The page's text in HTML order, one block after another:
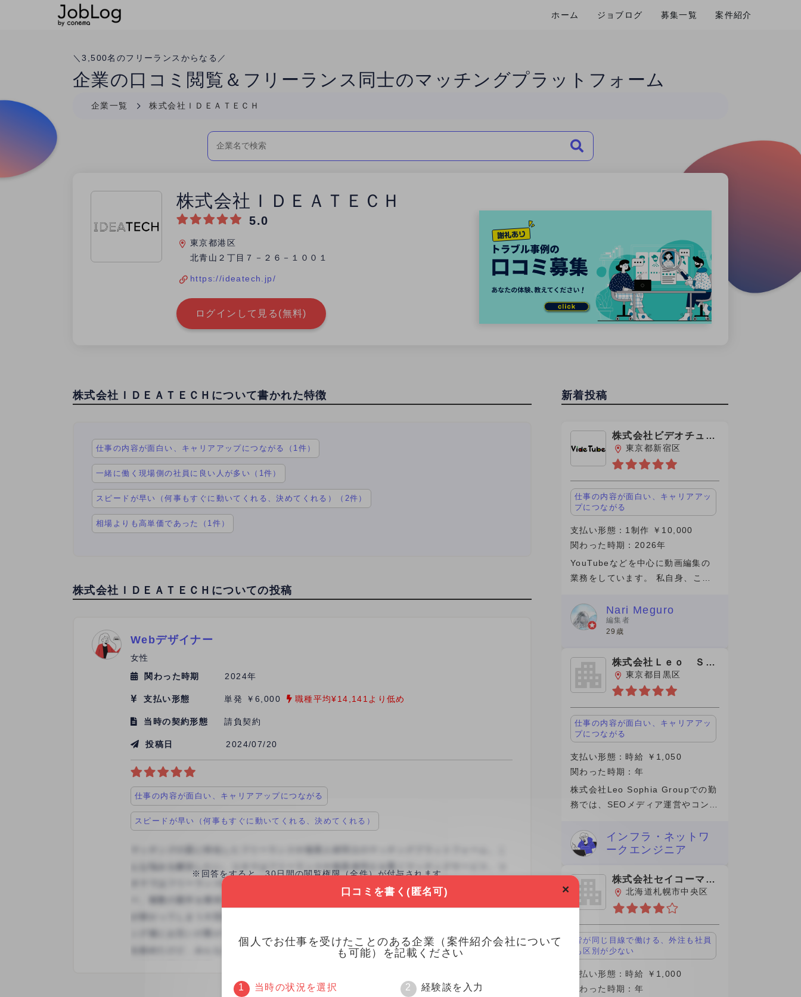
案件紹介
募集一覧
ジョブログ
ホーム
＼3,500名のフリーランスからなる／
企業の口コミ閲覧＆フリーランス同士のマッチングプラットフォーム
企業一覧 株式会社ＩＤＥＡＴＥＣＨ
株式会社ＩＤＥＡＴＥＣＨ
5.0
東京都港区
北青山２丁目７－２６－１００１
https://ideatech.jp/
ログインして見る(無料)
株式会社ＩＤＥＡＴＥＣＨについて書かれた特徴
仕事の内容が面白い、キャリアアップにつながる（1件）
一緒に働く現場側の社員に良い人が多い（1件）
スピードが早い（何事もすぐに動いてくれる、決めてくれる）（2件）
相場よりも高単価であった（1件）
株式会社ＩＤＥＡＴＥＣＨについての投稿
Webデザイナー
女性
関わった時期
2024年
支払い形態 単発 ￥6,000 職種平均¥14,141より低め
当時の契約形態 請負契約
投稿日 2024/07/20
仕事の内容が面白い、キャリアアップにつながる
スピードが早い（何事もすぐに動いてくれる、決めてくれる）
※回答をすると、30日間の閲覧権限（全件）が付与されます。
※回答は匿名でも行えます。
新着投稿
株式会社ビデオチュー
ブ 東京都新宿区
仕事の内容が面白い、キャリアアッ
プにつながる
支払い形態：1制作 ￥10,000
関わった時期：2026年
YouTubeなどを中心に動画編集の
業務をしています。 私自身、この1
れた期間で素直に嬉しいです。 そ
のきっかけをくれたのがビデオチュ
ーブさんでした。実は、最初にネッ
Nari Meguro
編集者
29歳
株式会社Ｌｅｏ Ｓｏ
ｐｈｉａ
東京都目黒区
仕事の内容が面白い、キャリアアッ
プにつながる
支払い形態：時給 ￥1,050
関わった時期：年
株式会社Leo Sophia Groupでの勤
務では、SEOメディア運営やコンテ
企画から分析改善まで一貫して担当
しました。特に、検索ニーズを踏ま
インフラ・ネットワ
ークエンジニア
株式会社セイコーマー
ト 北海道札幌市中央区
皆が同じ目線で働ける、外注も社員
も区別が少ない
支払い形態：時給 ￥1,000
関わった時期：年
×
口コミを書く(匿名可)
個人でお仕事を受けたことのある企業（案件紹介会社について
も可能）を記載ください
当時の状況を選択 経験談を入力